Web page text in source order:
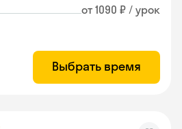
от 1090 ₽ / урок
Выбрать время